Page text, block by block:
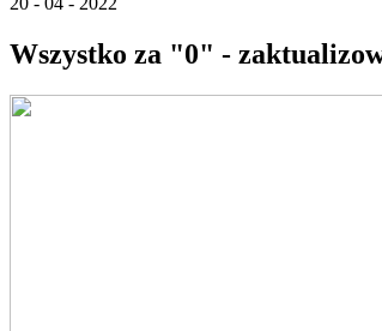
Wszystko za "0" -